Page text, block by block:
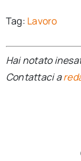
Tag: Lavoro
Hai notato
Contattaci a